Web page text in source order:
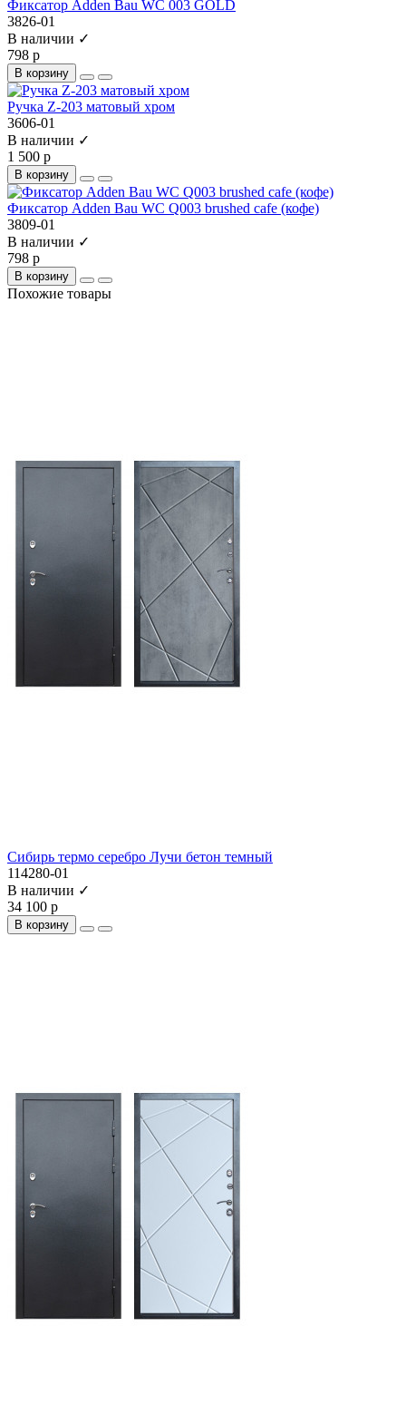
Фиксатор Adden Bau WC 003 GOLD
3826-01
В наличии ✓
798 р
В корзину
Ручка Z-203 матовый хром
3606-01
В наличии ✓
1 500 р
В корзину
Фиксатор Adden Bau WC Q003 brushed cafe (кофе)
3809-01
В наличии ✓
798 р
В корзину
Похожие товары
Сибирь термо серебро Лучи бетон темный
114280-01
В наличии ✓
34 100 р
В корзину